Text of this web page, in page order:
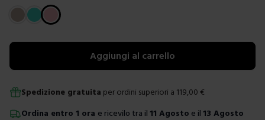
Scegli un colore
Aggiungi al carrello
Spedizione gratuita per ordini superiori a 119,00 €
Ordina entro 1 ora e ricevilo tra il 11 Agosto e il 13 Agosto